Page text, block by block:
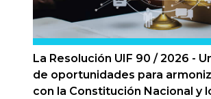
La Resolución UIF 90 / 2026 -
de oportunidades para
con la Constitución Nacional y